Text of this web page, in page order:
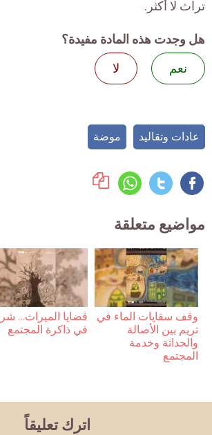
تراث لا أكثر.
هل وجدت هذه المادة مفيدة؟
نعم
لا
عادات وتقاليد موضة
مواضيع متعلقة
وقف سقايات الماء في
تريم بين الأصالة
والحداثة وخدمة
المجتمع
قضايا الميراث…
في ذاكرة المجتمع
اترك تعليقاً